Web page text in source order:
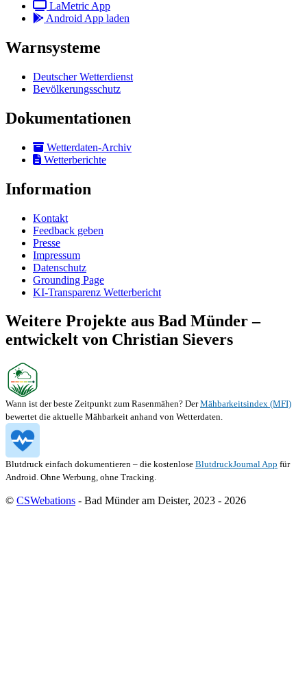
LaMetric App
Android App laden
Warnsysteme
Deutscher Wetterdienst
Bevölkerungsschutz
Dokumentationen
Wetterdaten-Archiv
Wetterberichte
Information
Kontakt
Feedback geben
Presse
Impressum
Datenschutz
Grounding Page
KI-Transparenz Wetterbericht
Weitere Projekte aus Bad Münder –
entwickelt von Christian Sievers
Wann ist der beste Zeitpunkt zum Rasenmähen? DerMähbarkeitsindex (MFI)
bewertet die aktuelle Mähbarkeit anhand von Wetterdaten.
Blutdruck einfach dokumentieren – die kostenlose BlutdruckJournal App für
Android. Ohne Werbung, ohne Tracking.
© CSWebations - Bad Münder am Deister, 2023 - 2026